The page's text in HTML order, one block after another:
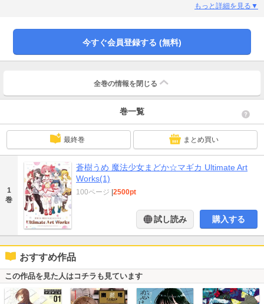
もっと詳細を見る▼
今すぐ会員登録する (無料)
全巻の情報を 閉じる
巻一覧
最終巻 まとめ買い
1
巻
蒼樹うめ 魔法少女まどか☆マギカ Ultimate Art
Works(1)
100ページ |2500pt
試し読み 購入する
おすすめ作品
この作品を見た人はコチラも見ています